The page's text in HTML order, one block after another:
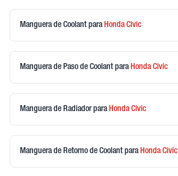
Manguera de Coolant para HondaCivic
Manguera de Paso de Coolant para HondaCivic
Manguera de Radiadorpara HondaCivic
Manguera de Retorno de Coolant para HondaCivic